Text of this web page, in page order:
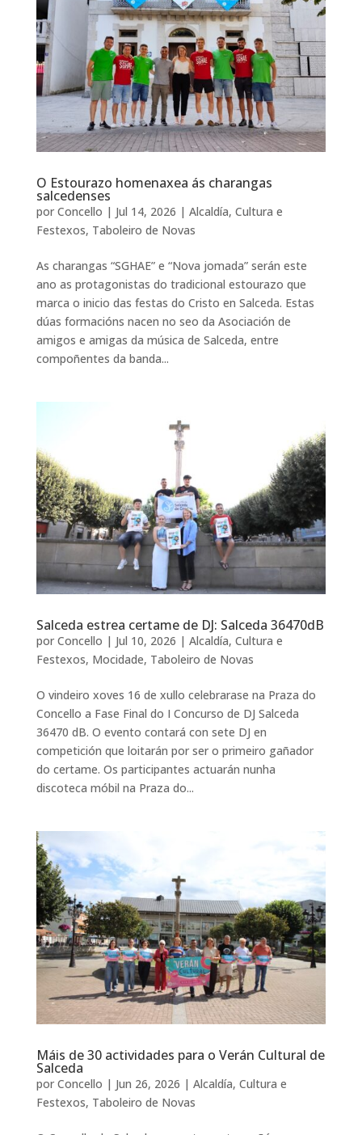
O Estourazo homenaxea ás charangas
salcedenses
por Concello | Jul 14, 2026 | Alcaldía, Cultura e
Festexos, Taboleiro de Novas
As charangas “SGHAE” e “Nova jomada” serán este
ano as protagonistas do tradicional estourazo que
marca o inicio das festas do Cristo en Salceda. Estas
dúas formacións nacen no seo da Asociación de
amigos e amigas da música de Salceda, entre
compoñentes da banda...
Salceda estrea certame de DJ: Salceda 36470dB
por Concello | Jul 10, 2026 | Alcaldía, Cultura e
Festexos, Mocidade, Taboleiro de Novas
O vindeiro xoves 16 de xullo celebrarase na Praza do
Concello a Fase Final do I Concurso de DJ Salceda
36470 dB. O evento contará con sete DJ en
competición que loitarán por ser o primeiro gañador
do certame. Os participantes actuarán nunha
discoteca móbil na Praza do...
Máis de 30 actividades para o Verán Cultural de
Salceda
por Concello | Jun 26, 2026 | Alcaldía, Cultura e
Festexos, Taboleiro de Novas